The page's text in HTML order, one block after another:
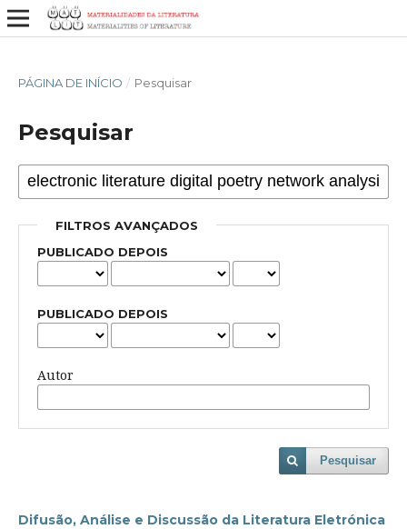
PÁGINA DE INÍCIO / Pesquisar
Pesquisar
FILTROS AVANÇADOS
PUBLICADO DEPOIS
PUBLICADO DEPOIS
Autor
Pesquisar
Difusão, Análise e Discussão da Literatura Eletrónica